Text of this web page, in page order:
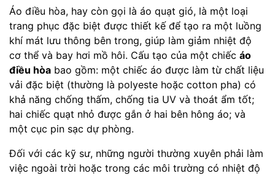
Áo điều hòa, hay còn gọi là áo quạt gió, là một loại
trang phục đặc biệt được thiết kế để tạo ra một luồng
khí mát lưu thông bên trong, giúp làm giảm nhiệt độ
cơ thể và bay hơi mồ hôi. Cấu tạo của một chiếc áo
điều hòa bao gồm: một chiếc áo được làm từ chất liệu
vải đặc biệt (thường là polyeste hoặc cotton pha) có
khả năng chống thấm, chống tia UV và thoát ẩm tốt;
hai chiếc quạt nhỏ được gắn ở hai bên hông áo; và
một cục pin sạc dự phòng.
Đối với các kỹ sư, những người thường xuyên phải làm
việc ngoài trời hoặc trong các môi trường có nhiệt độ